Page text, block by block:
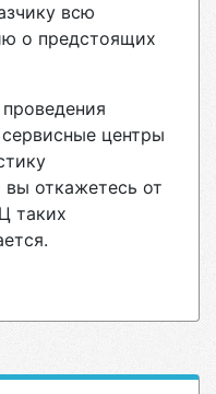
всю
о предстоящих
центры
откажетесь от
таких